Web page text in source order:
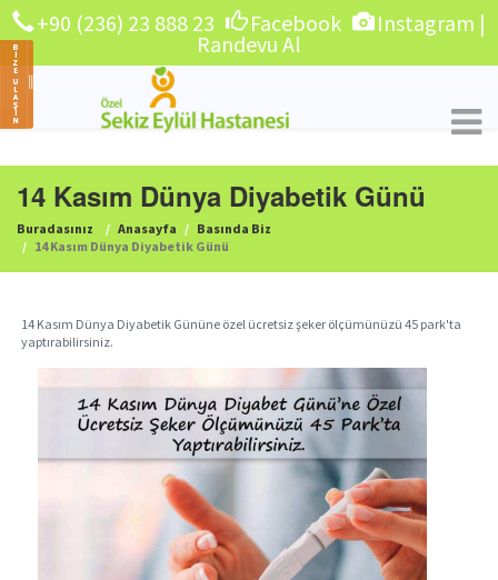
+90 (236) 23 888 23 Facebook Instagram |
Randevu Al
14 Kasım Dünya Diyabetik Günü
Buradasınız Anasayfa
Basında Biz
14 Kasım Dünya Diyabetik Günü
14 Kasım Dünya Diyabetik Gününe özel ücretsiz şeker ölçümünüzü 45 park'ta
yaptırabilirsiniz.